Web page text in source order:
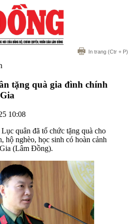
In trang (Ctr + P)
tặng quà gia đình chính
10:08
quân đã tổ chức tặng quà cho
hộ nghèo, học sinh có hoàn cảnh
(Lâm Đồng).